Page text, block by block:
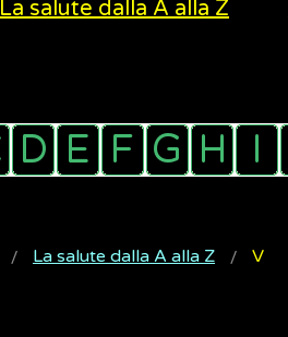
La salute dalla A alla Z
La salute dalla A alla Z V